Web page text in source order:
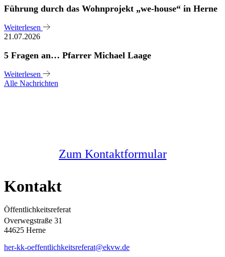
Führung durch das Wohnprojekt „we-house“ in Herne
Weiterlesen
21.07.2026
5 Fragen an… Pfarrer Michael Laage
Weiterlesen
Alle Nachrichten
Zum Kontaktformular
Kontakt
Öffentlichkeitsreferat
Overwegstraße 31
44625 Herne
her-kk-oeffentlichkeitsreferat@ekvw.de